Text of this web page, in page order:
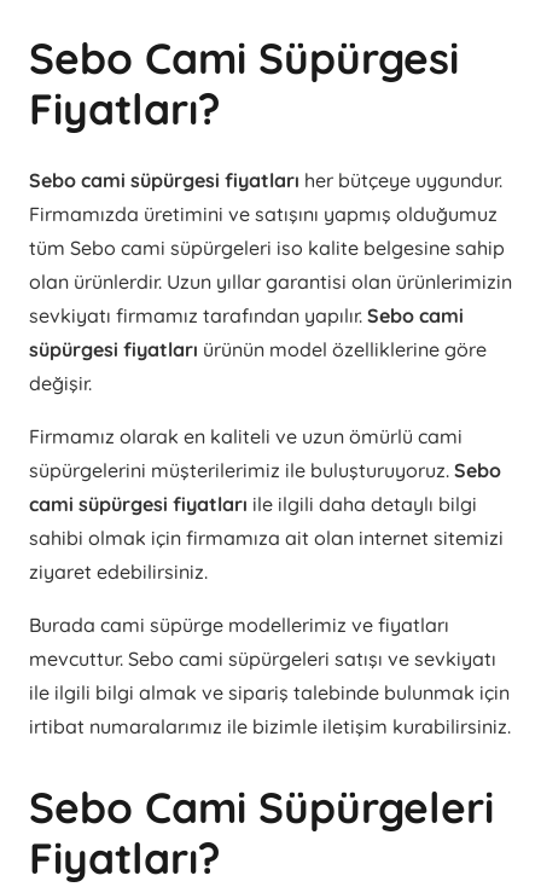
Sebo Cami Süpürgesi
Fiyatları?
Sebo cami süpürgesi fiyatları her bütçeye uygundur.
Firmamızda üretimini ve satışını yapmış olduğumuz
tüm Sebo cami süpürgeleri iso kalite belgesine sahip
olan ürünlerdir. Uzun yıllar garantisi olan ürünlerimizin
sevkiyatı firmamız tarafından yapılır. Sebo cami
süpürgesi fiyatları ürünün model özelliklerine göre
değişir.
Firmamız olarak en kaliteli ve uzun ömürlü cami
süpürgelerini müşterilerimiz ile buluşturuyoruz. Sebo
cami süpürgesi fiyatları ile ilgili daha detaylı bilgi
sahibi olmak için firmamıza ait olan internet sitemizi
ziyaret edebilirsiniz.
Burada cami süpürge modellerimiz ve fiyatları
mevcuttur. Sebo cami süpürgeleri satışı ve sevkiyatı
ile ilgili bilgi almak ve sipariş talebinde bulunmak için
irtibat numaralarımız ile bizimle iletişim kurabilirsiniz.
Sebo Cami Süpürgeleri
Fiyatları?